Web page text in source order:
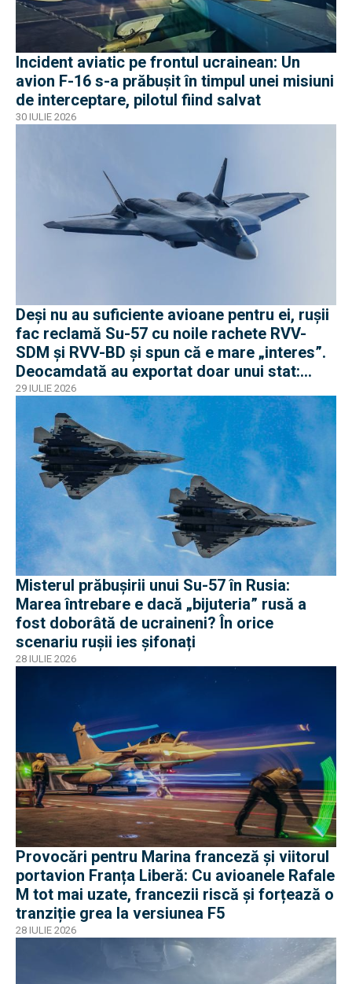
Incident aviatic pe frontul ucrainean: Un
avion F-16 s-a prăbușit în timpul unei misiuni
de interceptare, pilotul fiind salvat
30 IULIE 2026
Deși nu au suficiente avioane pentru ei, rușii
fac reclamă Su-57 cu noile rachete RVV-
SDM și RVV-BD și spun că e mare „interes”.
Deocamdată au exportat doar unui stat:
Algeria
29 IULIE 2026
Misterul prăbușirii unui Su-57 în Rusia:
Marea întrebare e dacă „bijuteria” rusă a
fost doborâtă de ucraineni? În orice
scenariu rușii ies șifonați
28 IULIE 2026
Provocări pentru Marina franceză și viitorul
portavion Franța Liberă: Cu avioanele Rafale
M tot mai uzate, francezii riscă și forțează o
tranziție grea la versiunea F5
28 IULIE 2026